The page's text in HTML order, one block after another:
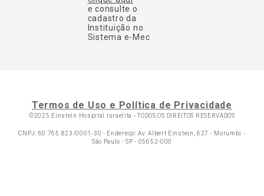
e consulte o
cadastro da
Instituição no
Sistema e-Mec
Termos de Uso e Política de Privacidade
©2025 Einstein Hospital Israelita -TODOS OS DIREITOS RESERVADOS
CNPJ: 60.765.823/0001-30 - Endereço: Av. Albert Einstein, 627 - Morumbi -
São Paulo - SP - 05652-000